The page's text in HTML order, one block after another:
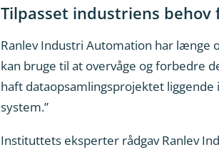
Tilpasset industriens behov
Ranlev Industri Automation har længe
kan bruge til at overvåge og forbedre
haft dataopsamlingsprojektet
system.”
Instituttets eksperter rådgav Ranlev